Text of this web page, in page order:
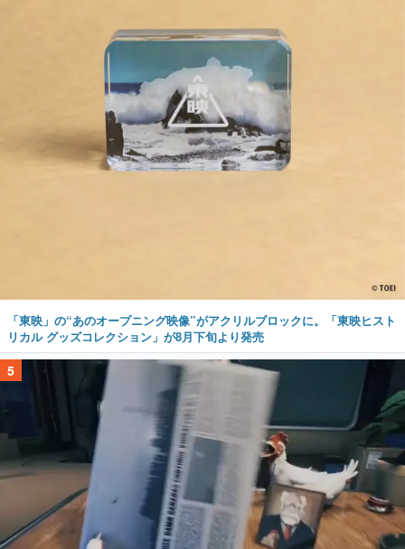
「東映」の“あのオープニング映像”がアクリルブロックに。「東映ヒスト
リカル グッズコレクション」が8月下旬より発売
5